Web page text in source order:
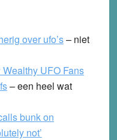
over ufo’s– niet
Wealthy UFO Fans
– een heel wat
bunk on
not’